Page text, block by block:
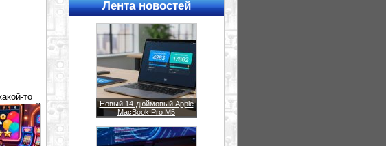
то
Лента новостей
Новый 14-дюймовый Apple
MacBook Pro M5